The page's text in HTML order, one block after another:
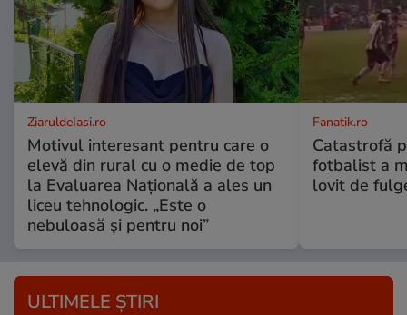
ZiaruldeIasi.ro
Motivul interesant pentru care o
elevă din rural cu o medie de top
la Evaluarea Națională a ales un
liceu tehnologic. „Este o
nebuloasă și pentru noi”
Fanatik.ro
Catastrofă
fotbalist a
lovit de
ULTIMELE ȘTIRI